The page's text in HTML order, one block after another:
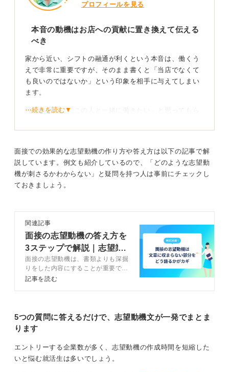
ましたが、それ以上に温かいスタッフの雰囲気に惹かれ
接客を通して人とのかかわり方を学び、笑顔でお客様を
迎えられるスタッフを私も目指したいです」といった書
き方です。
また、応募先の特徴を一つでも盛り込むと、しっかり調
す。
す。
業種によってはスキルが求められる場合もありますが、
たとえ小さな理由であったとしても、自分がどう成長し
たいのかを添えることで、誠実で意欲的な印象を与える
0
プロフィールを見る
本音の動機はお店への貢献に置き換えて伝える
べき
家から近い、シフトの融通が利くという本音は、働くう
えで非常に重要ですが、そのまま書くと「当店でなくて
も良いのではないか」という印象を相手に与えてしまい
ます。
採用担当者に「この人と一緒に働きたい」と思ってもら
そう」といったあなたにとっての利便性をお店にできる
う。
利便性を相手のメリットに変換すると志望度が伝わ
る
で、急な欠員時にも駆けつけて対応できます」「地元に
愛着があるので、店舗の力になれます」などと言い換え
るのはどうでしょう。
「シフトの融通が利きそうだから」は「勉強や家事と両
立して働きたいと望んでいます」「ほかのアルバイト仲
重要なのは、志望動機の視点を私の利益だけでなくお
店、顧客、社会の利益へと拡張していくことです。アル
です。自分勝手な姿勢だけでは、決して採用されないと
思いましょう。
⋯続きを読む▼
面接での効果的な志望動機の作り方や答え方は以下の記事で解
説しています。例文も紹介しているので、「どのような志望動
機が刺さるかわからない」と疑問を持つ人は事前にチェックし
ておきましょう。
関連記事
面接の志望動機の答え方を
3ステップで解説｜志望業
界別の例文20選
面接の志望動機は、書類よりも深掘
りをした内容にすることが重要で
す。面接で志望動機を答えるための
ャリアコンサルタントが解説しま
す。
記事を読む
5つの質問に答えるだけで、志望動機文が一発でまとま
ります
エントリーする企業数が多く、志望動機の作成時間を短縮した
いと悩む就活生は多いでしょう。